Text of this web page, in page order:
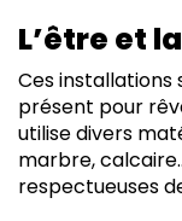
L’être et
Ces installations
présent pour
utilise divers
marbre,
respectueuses